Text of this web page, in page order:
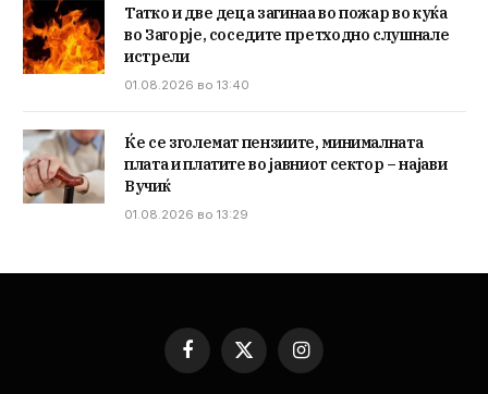
Татко и две деца загинаа во пожар во куќа
во Загорје, соседите претходно слушнале
истрели
01.08.2026 во 13:40
Ќе се зголемат пензиите, минималната
плата и платите во јавниот сектор – најави
Вучиќ
01.08.2026 во 13:29
Facebook
X
(Twitter)
Instagram